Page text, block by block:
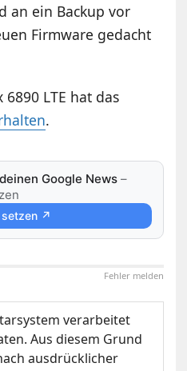
an ein Backup vor
Firmware gedacht
6890 LTE hat das
.
Google News –
setzen ↗
Fehler melden
verarbeitet
Aus diesem Grund
ausdrücklicher